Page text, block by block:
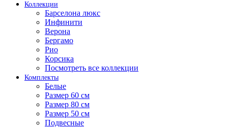
Коллекции
Барселона люкс
Инфинити
Верона
Бергамо
Рио
Корсика
Посмотреть все коллекции
Комплекты
Белые
Размер 60 см
Размер 80 см
Размер 50 см
Подвесные